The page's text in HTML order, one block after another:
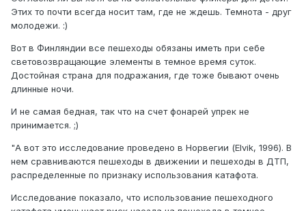
Этих то почти всегда носит там, где не ждешь. Темнота - друг
молодежи. :)
Вот в Финляндии все пешеходы обязаны иметь при себе
световозвращающие элементы в темное время суток.
Достойная страна для подражания, где тоже бывают очень
длинные ночи.
И не самая бедная, так что на счет фонарей упрек не
принимается. ;)
"А вот это исследование проведено в Норвегии (Elvik, 1996). В
нем сравниваются пешеходы в движении и пешеходы в ДТП,
распределенные по признаку использования катафота.
Исследование показало, что использование пешеходного